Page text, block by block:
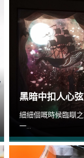
黑暗中扣人心
細細個嘅時候臨瞓
一...